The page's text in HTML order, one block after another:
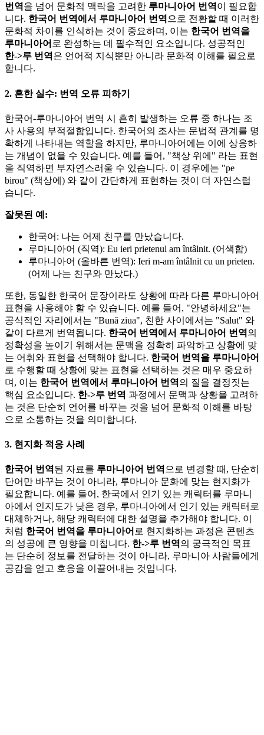
번역을 넘어 문화적 맥락을 고려한 루마니아어 번역이 필요합
니다. 한국어 번역에서 루마니아어 번역 으로 전환할 때 이러한
문화적 차이를 인식하는 것이 중요하며, 이는 한국어 번역을
루마니아어 로 완성하는 데 필수적인 요소입니다. 성공적인
한->루 번역은 언어적 지식뿐만 아니라 문화적 이해를 필요로
합니다.
2. 흔한 실수: 번역 오류 피하기
한국어-루마니아어 번역 시 흔히 발생하는 오류 중 하나는 조
사 사용의 부적절함입니다. 한국어의 조사는 문법적 관계를 명
확하게 나타내는 역할을 하지만, 루마니아어에는 이에 상응하
는 개념이 없을 수 있습니다. 예를 들어, "책상 위에" 라는 표현
을 직역하면 부자연스러울 수 있습니다. 이 경우에는 "pe
birou" (책상에) 와 같이 간단하게 표현하는 것이 더 자연스럽
습니다.
잘못된 예:
한국어: 나는 어제 친구를 만났습니다.
루마니아어 (직역): Eu ieri prietenul am întâlnit. (어색함)
루마니아어 (올바른 번역): Ieri m-am întâlnit cu un prieten.
(어제 나는 친구와 만났다.)
또한, 동일한 한국어 문장이라도 상황에 따라 다른 루마니아어
표현을 사용해야 할 수 있습니다. 예를 들어, "안녕하세요"는
공식적인 자리에서는 "Bună ziua", 친한 사이에서는 "Salut" 와
같이 다르게 번역됩니다. 한국어 번역에서 루마니아어 번역의
정확성을 높이기 위해서는 문맥을 정확히 파악하고 상황에 맞
는 어휘와 표현을 선택해야 합니다. 한국어 번역을 루마니아어
로 수행할 때 상황에 맞는 표현을 선택하는 것은 매우 중요하
며, 이는 한국어 번역에서 루마니아어 번역의 질을 결정짓는
핵심 요소입니다. 한->루 번역 과정에서 문맥과 상황을 고려하
는 것은 단순히 언어를 바꾸는 것을 넘어 문화적 이해를 바탕
으로 소통하는 것을 의미합니다.
3. 현지화 적응 사례
한국어 번역된 자료를 루마니아어 번역 으로 변경할 때, 단순히
단어만 바꾸는 것이 아니라, 루마니아 문화에 맞는 현지화가
필요합니다. 예를 들어, 한국에서 인기 있는 캐릭터를 루마니
아에서 인지도가 낮은 경우, 루마니아에서 인기 있는 캐릭터로
대체하거나, 해당 캐릭터에 대한 설명을 추가해야 합니다. 이
처럼 한국어 번역을 루마니아어 로 현지화하는 과정은 콘텐츠
의 성공에 큰 영향을 미칩니다. 한->루 번역의 궁극적인 목표
는 단순히 정보를 전달하는 것이 아니라, 루마니아 사람들에게
공감을 얻고 호응을 이끌어내는 것입니다.